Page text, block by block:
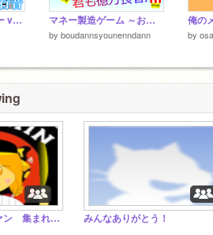
京急線シミュレーター v1.6.2 Keikyu Line Drive Simurator マネー製造ゲーム ～お金を作って億万長者～
by boudannsyounenndann
俺の
by
阪神タイガースファン 集まれー！ 超拡散希望 みんなありがとう！